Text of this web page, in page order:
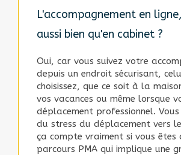
L'accompagnement en
aussi bien qu'en cabinet ?
Oui, car vous suivez votre
depuis un endroit sécurisant,
choisissez, que ce soit à la
vos vacances ou même lorsque
déplacement professionnel.
du stress du déplacement vers
ça compte vraiment si vous êtes
parcours PMA qui implique une